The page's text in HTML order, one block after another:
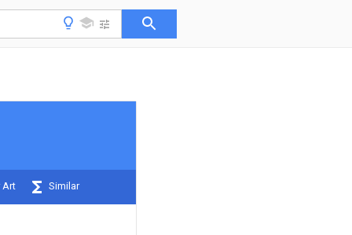
Art Similar